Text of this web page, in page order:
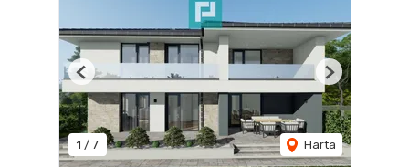
1 / 7 Harta
Previous Next